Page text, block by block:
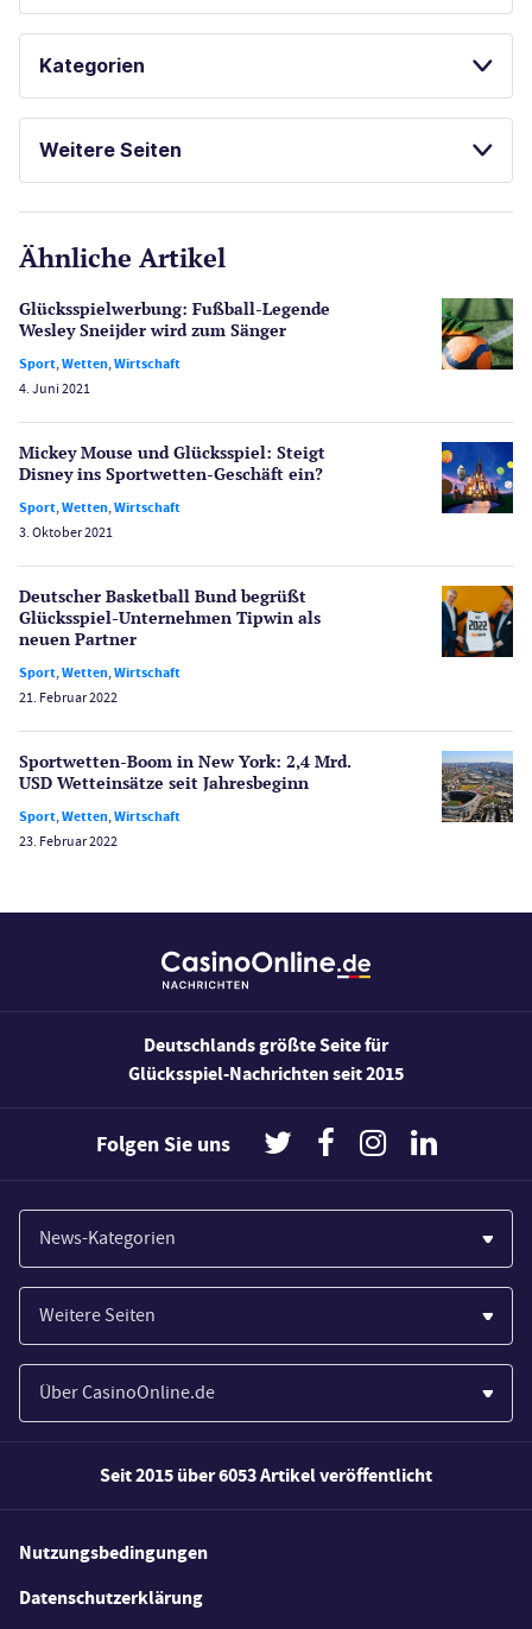
MOBILE CASINO APPS
GLÜCKSSPIEL ONLINE
BONUS OHNE EINZAHLUNG
Kategorien
Gesetzgebung
Lotterie
Poker
Schlagzeilen
Spiele
Spielerschutz
Sport
Wetten
Wirtschaft
Weitere Seiten
CasinoOnline.de
PayPal Casinos
Merkur Casinos
Casino Testberichte
Bonus Ohne Einzahlung
Ähnliche Artikel
Glücksspiel­werbung: Fußball-Legende
Wesley Sneijder wird zum Sänger
Sport,Wetten,Wirtschaft
4. Juni 2021
Mickey Mouse und Glücks­spiel: Steigt
Disney ins Sport­wetten-Geschäft ein?
Sport,Wetten,Wirtschaft
3. Oktober 2021
Deutscher Basketball Bund begrüßt
Glücksspiel-Unternehmen Tipwin als
neuen Partner
Sport,Wetten,Wirtschaft
21. Februar 2022
Sportwetten-Boom in New York: 2,4 Mrd.
USD Wetteinsätze seit Jahresbeginn
Sport,Wetten,Wirtschaft
23. Februar 2022
Deutschlands größte Seite für
Glücksspiel-Nachrichten seit 2015
Folgen Sie uns
News-Kategorien
Casinos
Wirtschaft
Spiele
Weitere Seiten
Paypal Casinos
Novoline Casinos
Merkur Casinos
Casino Testberichte
Casino Bonus Angebote
Über CasinoOnline.de
Wie wir bewerten
FAQs
Seit 2015 über 6053 Artikel veröffentlicht
Nutzungsbedingungen
Datenschutzerklärung